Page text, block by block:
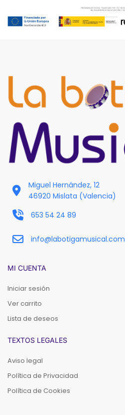
Miguel Hernández, 12
46920 Mislata (Valencia)
653 54 24 89
info@labotigamusical.com
MI CUENTA
Iniciar sesión
Ver carrito
Lista de deseos
TEXTOS LEGALES
Aviso legal
Política de Privacidad
Política de Cookies